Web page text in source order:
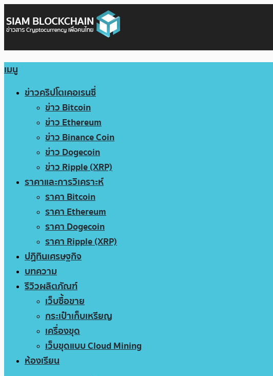
เมนู
ข่าวคริปโตเคอเรนซี่
ข่าว Bitcoin
ข่าว Ethereum
ข่าว Binance Coin
ข่าว Dogecoin
ข่าว Ripple (XRP)
ราคาและการวิเคราะห์
ราคา Bitcoin
ราคา Ethereum
ราคา Dogecoin
ราคา Ripple (XRP)
ปฏิทินเศรษฐกิจ
บทความ
รีวิวผลิตภัณฑ์
เว็บซื้อขาย
กระเป๋าเก็บเหรียญ
เครื่องขุด
เว็บขุดแบบ Cloud Mining
ห้องเรียน